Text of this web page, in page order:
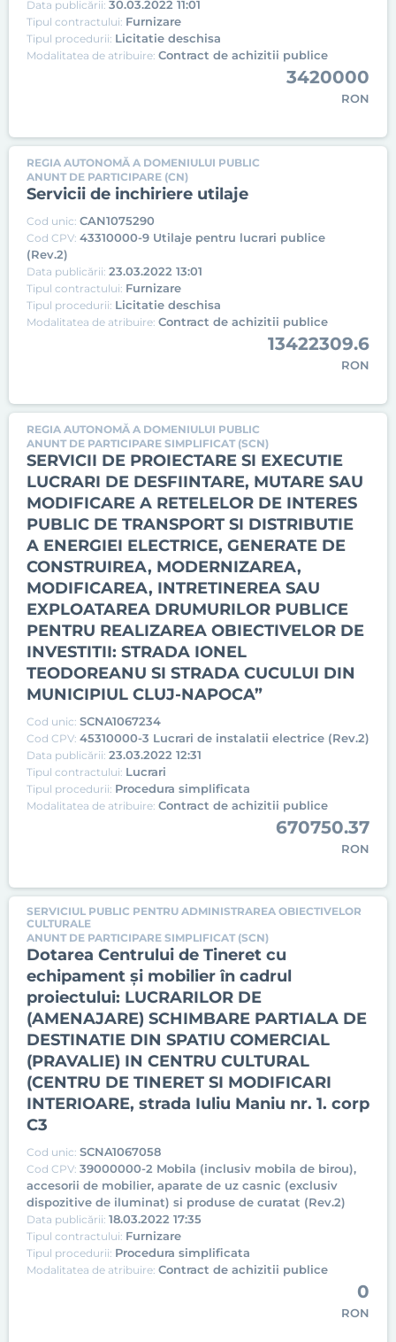
Data publicării: 30.03.2022 11:01
Tipul contractului: Furnizare
Tipul procedurii: Licitatie deschisa
Modalitatea de atribuire: Contract de achizitii publice
3420000
RON
REGIA AUTONOMĂ A DOMENIULUI PUBLIC
ANUNT DE PARTICIPARE (CN)
Servicii de inchiriere utilaje
Cod unic: CAN1075290
Cod CPV: 43310000-9 Utilaje pentru lucrari publice
(Rev.2)
Data publicării: 23.03.2022 13:01
Tipul contractului: Furnizare
Tipul procedurii: Licitatie deschisa
Modalitatea de atribuire: Contract de achizitii publice
13422309.6
RON
REGIA AUTONOMĂ A DOMENIULUI PUBLIC
ANUNT DE PARTICIPARE SIMPLIFICAT (SCN)
SERVICII DE PROIECTARE SI EXECUTIE
LUCRARI DE DESFIINTARE, MUTARE SAU
MODIFICARE A RETELELOR DE INTERES
PUBLIC DE TRANSPORT SI DISTRIBUTIE
A ENERGIEI ELECTRICE, GENERATE DE
CONSTRUIREA, MODERNIZAREA,
MODIFICAREA, INTRETINEREA SAU
EXPLOATAREA DRUMURILOR PUBLICE
PENTRU REALIZAREA OBIECTIVELOR DE
INVESTITII: STRADA IONEL
TEODOREANU SI STRADA CUCULUI DIN
MUNICIPIUL CLUJ-NAPOCA”
Cod unic: SCNA1067234
Cod CPV: 45310000-3 Lucrari de instalatii electrice (Rev.2)
Data publicării: 23.03.2022 12:31
Tipul contractului: Lucrari
Tipul procedurii: Procedura simplificata
Modalitatea de atribuire: Contract de achizitii publice
670750.37
RON
SERVICIUL PUBLIC PENTRU ADMINISTRAREA OBIECTIVELOR
CULTURALE
ANUNT DE PARTICIPARE SIMPLIFICAT (SCN)
Dotarea Centrului de Tineret cu
echipament și mobilier în cadrul
proiectului: LUCRARILOR DE
(AMENAJARE) SCHIMBARE PARTIALA DE
DESTINATIE DIN SPATIU COMERCIAL
(PRAVALIE) IN CENTRU CULTURAL
(CENTRU DE TINERET SI MODIFICARI
INTERIOARE, strada Iuliu Maniu nr. 1. corp
C3
Cod unic: SCNA1067058
Cod CPV: 39000000-2 Mobila (inclusiv mobila de birou),
accesorii de mobilier, aparate de uz casnic (exclusiv
dispozitive de iluminat) si produse de curatat (Rev.2)
Data publicării: 18.03.2022 17:35
Tipul contractului: Furnizare
Tipul procedurii: Procedura simplificata
Modalitatea de atribuire: Contract de achizitii publice
0
RON